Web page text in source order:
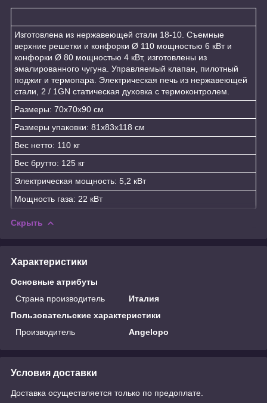
Изготовлена из нержавеющей стали 18-10. Съемные
верхние решетки и конфорки Ø 110 мощностью 6 кВт и
конфорки Ø 80 мощностью 4 кВт, изготовлены из
эмалированного чугуна. Управляемый клапан, пилотный
поджиг и термопара. Электрическая печь из нержавеющей
стали, 2 / 1GN статическая духовка с термоконтролем.
Размеры: 70x70x90 см
Размеры упаковки: 81x83x118 см
Вес нетто: 110 кг
Вес брутто: 125 кг
Электрическая мощность: 5,2 кВт
Мощность газа: 22 кВт
Скрыть
Характеристики
Основные атрибуты
Страна производитель
Италия
Пользовательские характеристики
Производитель
Angelopo
Условия доставки
Доставка осуществляется только по предоплате.